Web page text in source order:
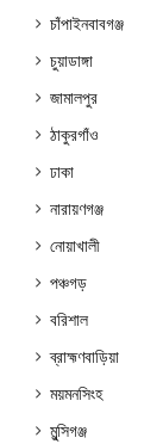
চাঁপাইনবাবগঞ্জ
চুয়াডাঙ্গা
জামালপুর
ঠাকুরগাঁও
ঢাকা
নারায়ণগঞ্জ
নোয়াখালী
পঞ্চগড়
বরিশাল
ব্রাহ্মণবাড়িয়া
ময়মনসিংহ
মুন্সিগঞ্জ